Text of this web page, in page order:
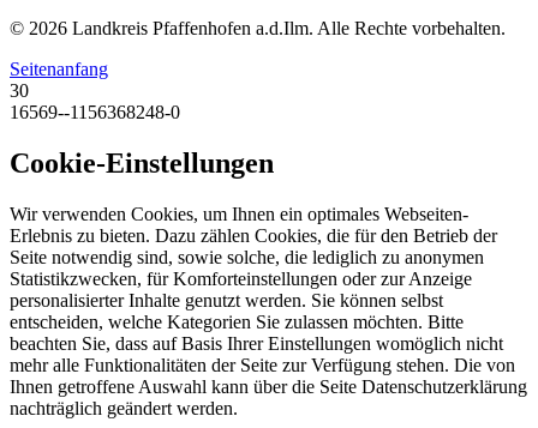
© 2026 Landkreis Pfaffenhofen a.d.Ilm. Alle Rechte vorbehalten.
Seitenanfang
30
16569--1156368248-0
Cookie-Einstellungen
Wir verwenden Cookies, um Ihnen ein optimales Webseiten-
Erlebnis zu bieten. Dazu zählen Cookies, die für den Betrieb der
Seite notwendig sind, sowie solche, die lediglich zu anonymen
Statistikzwecken, für Komforteinstellungen oder zur Anzeige
personalisierter Inhalte genutzt werden. Sie können selbst
entscheiden, welche Kategorien Sie zulassen möchten. Bitte
beachten Sie, dass auf Basis Ihrer Einstellungen womöglich nicht
mehr alle Funktionalitäten der Seite zur Verfügung stehen. Die von
Ihnen getroffene Auswahl kann über die Seite Datenschutzerklärung
nachträglich geändert werden.